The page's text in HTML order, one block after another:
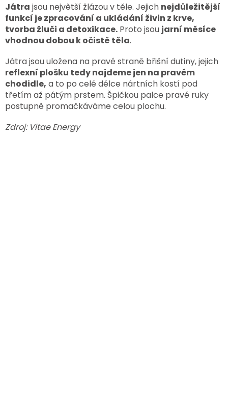
Játra jsou největší žlázou v těle. Jejich nejdůležitější
funkcí je zpracování a ukládání živin z krve,
tvorba žluči a detoxikace. Proto jsou jarní měsíce
vhodnou dobou k očistě těla.
Játra jsou uložena na pravé straně břišní dutiny, jejich
reflexní plošku tedy najdeme jen na pravém
chodidle, a to po celé délce nártních kostí pod
třetím až pátým prstem. Špičkou palce pravé ruky
postupně promačkáváme celou plochu.
Zdroj: Vitae Energy